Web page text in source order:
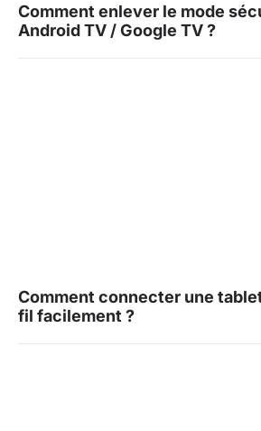
Comment enlever le mode
Android TV / Google TV ?
Comment connecter une
fil facilement ?